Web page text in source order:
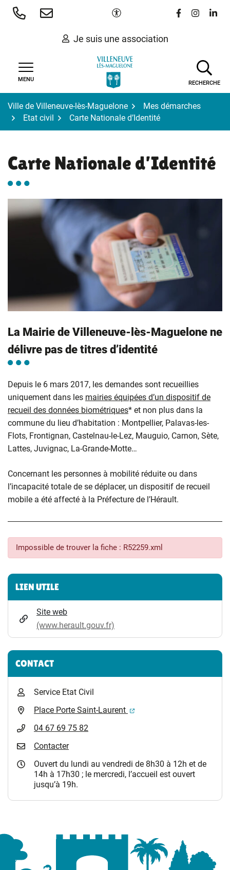
Aller
Paramètres d'accessibilité
Lien vers le
Lien vers
Lien
Je suis une association
MENU
RECHERCHE
Ville de Villeneuve-lès-Maguelone
Mes démarches
Etat civil
Carte Nationale d’Identité
Carte Nationale d’Identité
La Mairie de Villeneuve-lès-Maguelone ne
délivre pas de titres d’identité
Depuis le 6 mars 2017, les demandes sont recueillies
uniquement dans les mairies équipées d’un dispositif de
recueil des données biométriques* et non plus dans la
commune du lieu d’habitation : Montpellier, Palavas-les-
Flots, Frontignan, Castelnau-le-Lez, Mauguio, Carnon, Sète,
Lattes, Juvignac, La-Grande-Motte…
Concernant les personnes à mobilité réduite ou dans
l’incapacité totale de se déplacer, un dispositif de recueil
mobile a été affecté à la Préfecture de l’Hérault.
Impossible de trouver la fiche : R52259.xml
Informations complémentaires
LIEN UTILE
Site web
(www.herault.gouv.fr)
CONTACT
Service Etat Civil
Place Porte Saint-Laurent
(ouverture dans un
04 67 69 75 82
Contacter
Ouvert du lundi au vendredi de 8h30 à 12h et de
14h à 17h30 ; le mercredi, l’accueil est ouvert
jusqu’à 19h.